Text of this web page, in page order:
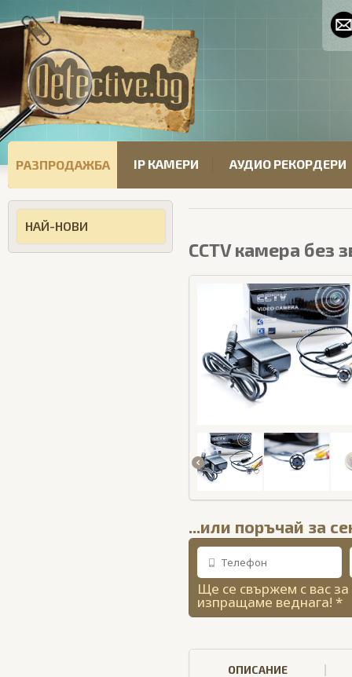
РАЗПРОДАЖБА IP КАМЕРИ АУДИО РЕКОРДЕРИ
НАЙ-НОВИ
CCTV камера без
...или поръчай за
Ще се свържем с вас
изпращаме веднага! *
ОПИСАНИЕ